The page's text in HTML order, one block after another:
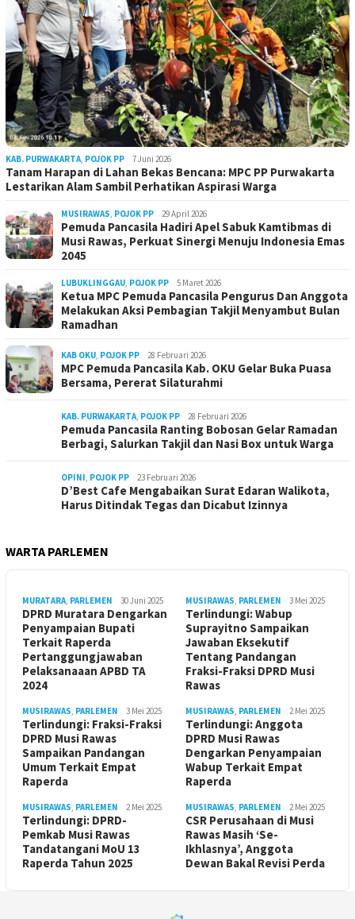
KAB. PURWAKARTA, POJOK PP 7 Juni 2026
Tanam Harapan di Lahan Bekas Bencana: MPC PP Purwakarta
Lestarikan Alam Sambil Perhatikan Aspirasi Warga
MUSIRAWAS, POJOK PP 29 April 2026
Pemuda Pancasila Hadiri Apel Sabuk Kamtibmas di
Musi Rawas, Perkuat Sinergi Menuju Indonesia Emas
2045
LUBUKLINGGAU, POJOK PP 5 Maret 2026
Ketua MPC Pemuda Pancasila Pengurus Dan Anggota
Melakukan Aksi Pembagian Takjil Menyambut Bulan
Ramadhan
KAB OKU, POJOK PP 28 Februari 2026
MPC Pemuda Pancasila Kab. OKU Gelar Buka Puasa
Bersama, Pererat Silaturahmi
KAB. PURWAKARTA, POJOK PP 28 Februari 2026
Pemuda Pancasila Ranting Bobosan Gelar Ramadan
Berbagi, Salurkan Takjil dan Nasi Box untuk Warga
OPINI, POJOK PP 23 Februari 2026
D’Best Cafe Mengabaikan Surat Edaran Walikota,
Harus Ditindak Tegas dan Dicabut Izinnya
WARTA PARLEMEN
MURATARA, PARLEMEN 30 Juni 2025
DPRD Muratara Dengarkan
Penyampaian Bupati
Terkait Raperda
Pertanggungjawaban
Pelaksanaaan APBD TA
2024
MUSIRAWAS, PARLEMEN 3 Mei 2025
Terlindungi: Wabup
Suprayitno Sampaikan
Jawaban Eksekutif
Tentang Pandangan
Fraksi-Fraksi DPRD Musi
Rawas
MUSIRAWAS, PARLEMEN 3 Mei 2025
Terlindungi: Fraksi-Fraksi
DPRD Musi Rawas
Sampaikan Pandangan
Umum Terkait Empat
Raperda
MUSIRAWAS, PARLEMEN 2 Mei 2025
Terlindungi: Anggota
DPRD Musi Rawas
Dengarkan Penyampaian
Wabup Terkait Empat
Raperda
MUSIRAWAS, PARLEMEN 2 Mei 2025
Terlindungi: DPRD-
Pemkab Musi Rawas
Tandatangani MoU 13
Raperda Tahun 2025
MUSIRAWAS, PARLEMEN 2 Mei 2025
CSR Perusahaan di Musi
Rawas Masih ‘Se-
Ikhlasnya’, Anggota
Dewan Bakal Revisi Perda ‎